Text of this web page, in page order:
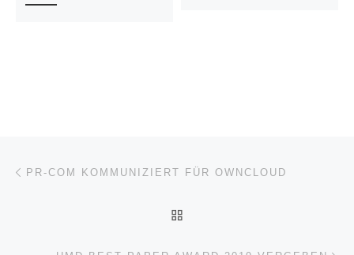
Beitragsnavigation
PR-COM KOMMUNIZIERT FÜR OWNCLOUD